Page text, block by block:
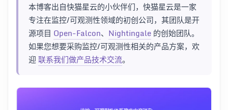
本博客出自快猫星云的小伙伴们，快猫星云是一家
专注在监控/可观测性领域的初创公司，其团队是开
源项目 Open-Falcon、 Nightingale 的创始团队。
如果您想要采购监控/可观测性相关的产品方案，欢
迎联系我们做产品技术交流。